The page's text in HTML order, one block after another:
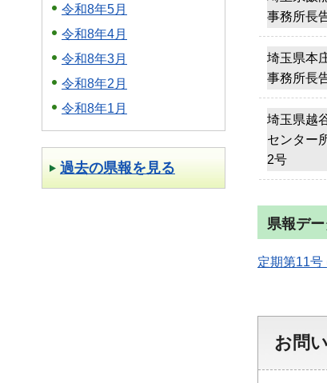
事務所長
埼玉県本
事務所長
埼玉県越
センター
2号
県報デ
定期第11号
お問
令和8年5月
令和8年4月
令和8年3月
令和8年2月
令和8年1月
過去の県報を見る